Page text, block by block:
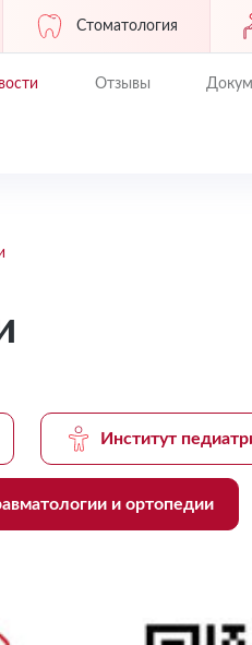
Стоматология
Отзывы
Институт
и ортопедии